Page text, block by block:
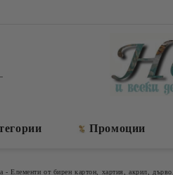
Промоции
- Eлементи от бирен картон, хартия, акрил,